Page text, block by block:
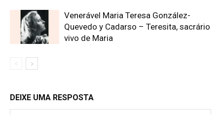
Venerável Maria Teresa González-
Quevedo y Cadarso – Teresita, sacrário
vivo de Maria
DEIXE UMA RESPOSTA